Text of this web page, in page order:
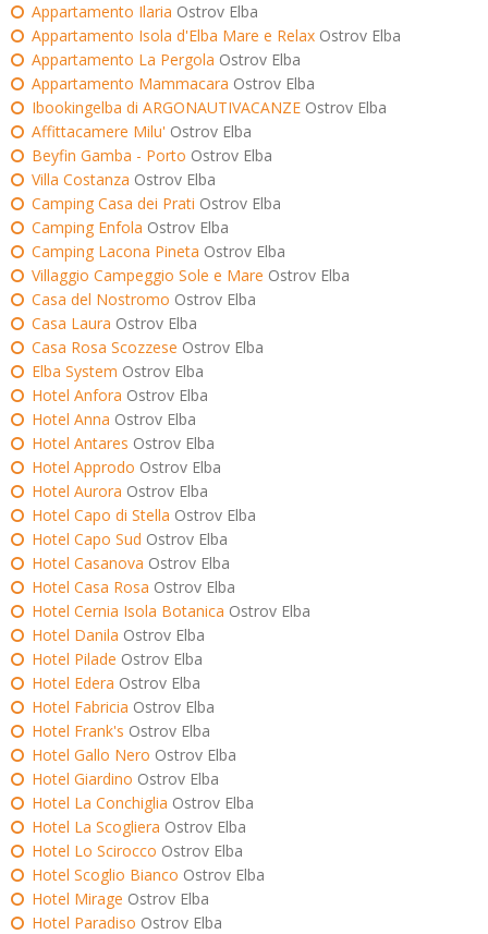
Appartamento Ilaria Ostrov Elba
Appartamento Isola d'Elba Mare e Relax Ostrov Elba
Appartamento La Pergola Ostrov Elba
Appartamento Mammacara Ostrov Elba
Ibookingelba di ARGONAUTIVACANZE Ostrov Elba
Affittacamere Milu' Ostrov Elba
Beyfin Gamba - Porto Ostrov Elba
Villa Costanza Ostrov Elba
Camping Casa dei Prati Ostrov Elba
Camping Enfola Ostrov Elba
Camping Lacona Pineta Ostrov Elba
Villaggio Campeggio Sole e Mare Ostrov Elba
Casa del Nostromo Ostrov Elba
Casa Laura Ostrov Elba
Casa Rosa Scozzese Ostrov Elba
Elba System Ostrov Elba
Hotel Anfora Ostrov Elba
Hotel Anna Ostrov Elba
Hotel Antares Ostrov Elba
Hotel Approdo Ostrov Elba
Hotel Aurora Ostrov Elba
Hotel Capo di Stella Ostrov Elba
Hotel Capo Sud Ostrov Elba
Hotel Casanova Ostrov Elba
Hotel Casa Rosa Ostrov Elba
Hotel Cernia Isola Botanica Ostrov Elba
Hotel Danila Ostrov Elba
Hotel Pilade Ostrov Elba
Hotel Edera Ostrov Elba
Hotel Fabricia Ostrov Elba
Hotel Frank's Ostrov Elba
Hotel Gallo Nero Ostrov Elba
Hotel Giardino Ostrov Elba
Hotel La Conchiglia Ostrov Elba
Hotel La Scogliera Ostrov Elba
Hotel Lo Scirocco Ostrov Elba
Hotel Scoglio Bianco Ostrov Elba
Hotel Mirage Ostrov Elba
Hotel Paradiso Ostrov Elba